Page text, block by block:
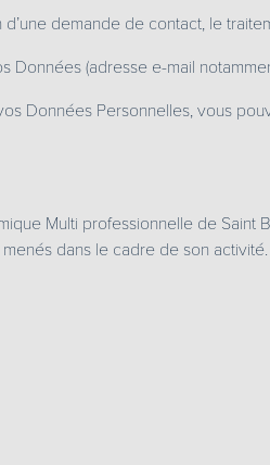
demande de contact, le
(adresse e-mail
Données Personnelles, vous
Multi professionnelle de
dans le cadre de son activité.